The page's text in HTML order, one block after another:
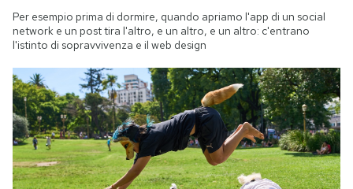
Per esempio prima di dormire, quando apriamo l'app di un social
network e un post tira l'altro, e un altro, e un altro: c'entrano
l'istinto di sopravvivenza e il web design